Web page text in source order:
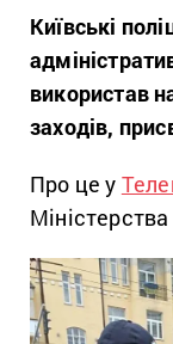
​​Київські
використав
заходів,
Про це у